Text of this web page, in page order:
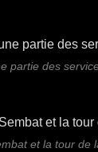
partie des
et la tour de